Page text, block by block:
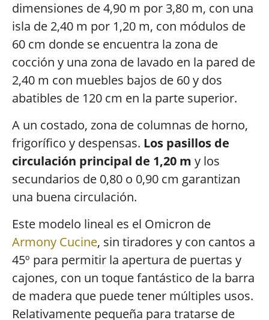
dimensiones de 4,90 m por 3,80 m, con una
isla de 2,40 m por 1,20 m, con módulos de
60 cm donde se encuentra la zona de
cocción y una zona de lavado en la pared de
2,40 m con muebles bajos de 60 y dos
abatibles de 120 cm en la parte superior.
A un costado, zona de columnas de horno,
frigorífico y despensas. Los pasillos de
circulación principal de 1,20 m y los
secundarios de 0,80 o 0,90 cm garantizan
una buena circulación.
Este modelo lineal es el Omicron de
Armony Cucine, sin tiradores y con cantos a
45º para permitir la apertura de puertas y
cajones, con un toque fantástico de la barra
de madera que puede tener múltiples usos.
Relativamente pequeña para tratarse de